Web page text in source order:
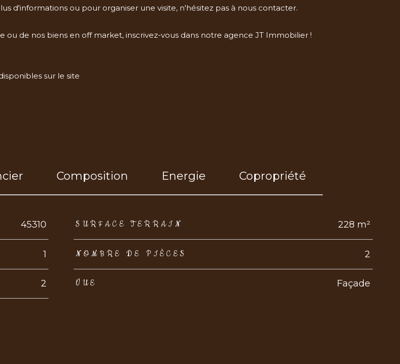
d'informations ou pour organiser une visite, n'hésitez pas à nous contacter.
de nos biens en off market, inscrivez-vous dans notre agence JT Immobilier !
sur le site
Composition Energie Copropriété
45310 SURFACE TERRAIN 228 m²
1 NOMBRE DE PIÈCES 2
2 VUE Façade